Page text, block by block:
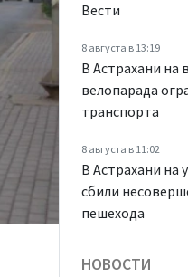
Вести
8 августа в 13:19
В Астрахани на
велопарада
транспорта
8 августа в 11:02
В Астрахани на
сбили
пешехода
НОВОСТИ